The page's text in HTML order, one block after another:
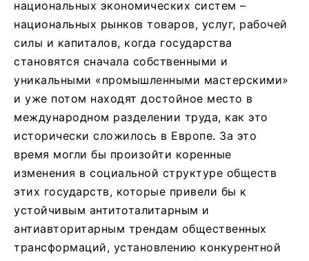
национальных экономических систем –
национальных рынков товаров, услуг, рабочей
силы и капиталов, когда государства
становятся сначала собственными и
уникальными «промышленными мастерскими»
и уже потом находят достойное место в
международном разделении труда, как это
исторически сложилось в Европе. За это
время могли бы произойти коренные
изменения в социальной структуре обществ
этих государств, которые привели бы к
устойчивым антитоталитарным и
антиавторитарным трендам общественных
трансформаций, установлению конкурентной